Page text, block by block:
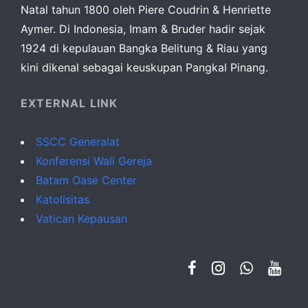
Natal tahun 1800 oleh Piere Coudrin & Henriette
Aymer. Di Indonesia, Imam & Bruder hadir sejak
1924 di kepulauan Bangka Belitung & Riau yang
kini dikenal sebagai keuskupan Pangkal Pinang.
EXTERNAL LINK
SSCC Generalat
Konferensi Wali Gereja
Batam Oase Center
Katolisitas
Vatican Kepausan